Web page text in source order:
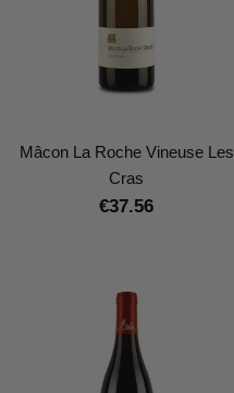
Mâcon La Roche Vineuse Les
Cras
€37.56